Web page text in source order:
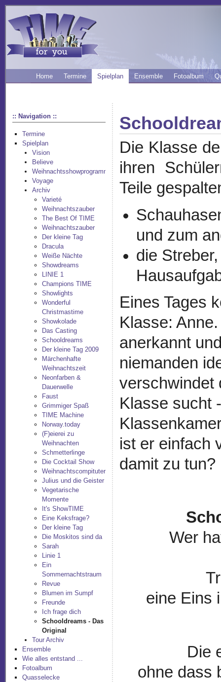
Home Termine Spielplan Ensemble Fotoalbum
:: Navigation ::
Termine
Spielplan
Vision
Believe
Weihnachtsshowprogramm
Voyage
Archiv
Varieté
Weihnachtszauber
The Best Of TIME
Weihnachtszauber
Der kleine Tag
Dracula
Weiße Nächte
Showdreams
LINIE 1
Champions TIME
Showlights
Wonderful
Christmastime
Showkolade
Das Casting
Schooldreams
Der kleine Tag 2009
Märchenhafte
Weihnachtszeit
Neonfarben &
Dauerwelle
Faust
Grimmiger Spaß
TIME Machine
Norway.today
(F)eierei zu
Weihnachten
Schmetterlinge
Die Cocktail Show
Weihnachtscompituter
Julius und die Geister
Vegetarische
Momente
It's ShowTIME
Eine Keksfrage?
Der kleine Tag
Die Moskitos sind da
Sarah
Linie 1
Ein
Sommernachtstraum
Revue
Blumen im Sumpf
Freunde
Ich frage dich
Schooldreams - Das
Original
Tour Archiv
Ensemble
Wie alles entstand ...
Fotoalbum
Quasselecke
Die Klasse
ihren
Teile
und zum
die
Eines Tages
Klasse:
anerkannt
niemanden
verschwindet
Klasse sucht
ist er einfach
damit zu tun?
Wer
eine Eins
Die
ohne dass